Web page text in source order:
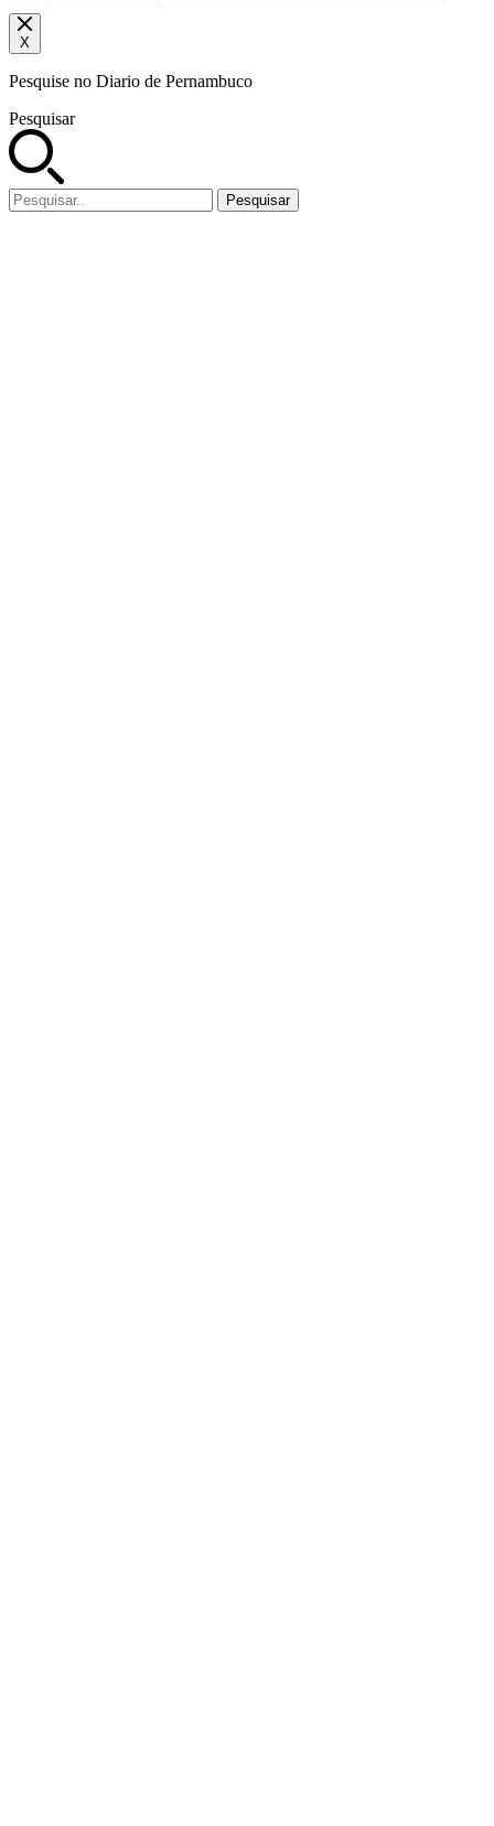
X
Pesquise no Diario de Pernambuco
Pesquisar
Pesquisar